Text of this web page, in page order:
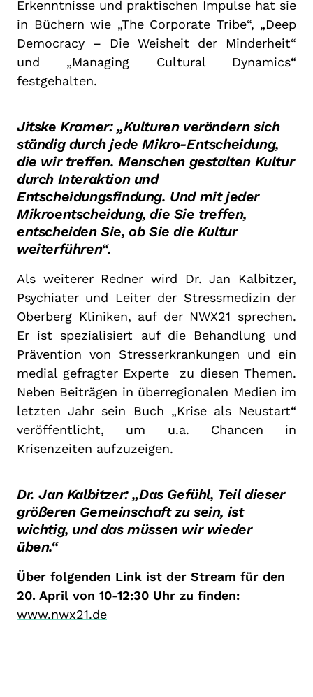
Erkenntnisse und praktischen Impulse hat sie
in Büchern wie „The Corporate Tribe“, „Deep
Democracy – Die Weisheit der Minderheit“
und „Managing Cultural Dynamics“
festgehalten.
Jitske Kramer: „Kulturen verändern sich
ständig durch jede Mikro-Entscheidung,
die wir treffen. Menschen gestalten Kultur
durch Interaktion und
Entscheidungsfindung. Und mit jeder
Mikroentscheidung, die Sie treffen,
entscheiden Sie, ob Sie die Kultur
weiterführen“.
Als weiterer Redner wird Dr. Jan Kalbitzer,
Psychiater und Leiter der Stressmedizin der
Oberberg Kliniken, auf der NWX21 sprechen.
Er ist spezialisiert auf die Behandlung und
Prävention von Stresserkrankungen und ein
medial gefragter Experte zu diesen Themen.
Neben Beiträgen in überregionalen Medien im
letzten Jahr sein Buch „Krise als Neustart“
veröffentlicht, um u.a. Chancen in
Krisenzeiten aufzuzeigen.
Dr. Jan Kalbitzer: „Das Gefühl, Teil dieser
größeren Gemeinschaft zu sein, ist
wichtig, und das müssen wir wieder
üben.“
Über folgenden Link ist der Stream für den
20. April von 10-12:30 Uhr zu finden:
www.nwx21.de